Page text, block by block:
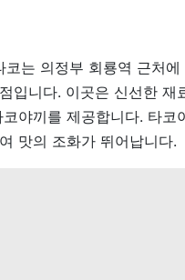
코는 의정부 회룡역 근처
입니다. 이곳은 신선한 재
야끼를 제공합니다. 타코
맛의 조화가 뛰어납니다.